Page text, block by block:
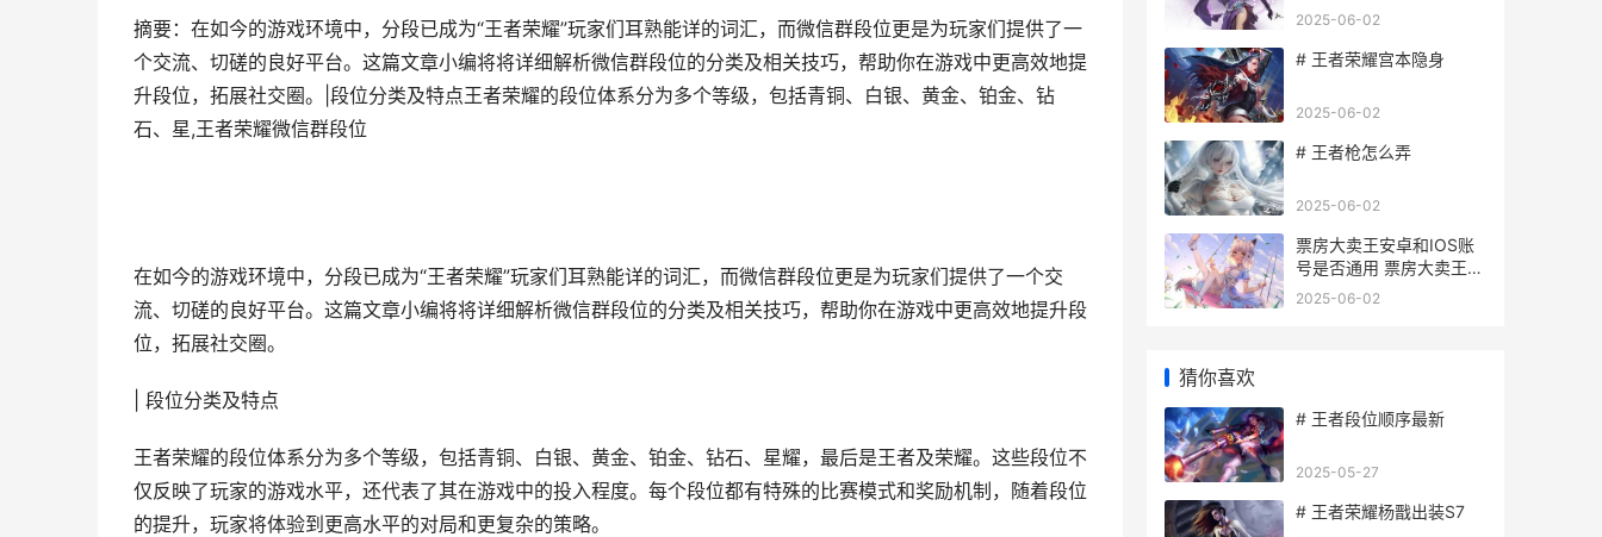
摘要：在如今的游戏环境中，分段已成为“王者荣耀”玩家们耳熟能详的词汇，而微信群段位更是为玩家们提供了一
个交流、切磋的良好平台。这篇文章小编将将详细解析微信群段位的分类及相关技巧，帮助你在游戏中更高效地提
升段位，拓展社交圈。|段位分类及特点王者荣耀的段位体系分为多个等级，包括青铜、白银、黄金、铂金、钻
石、星,王者荣耀微信群段位
在如今的游戏环境中，分段已成为“王者荣耀”玩家们耳熟能详的词汇，而微信群段位更是为玩家们提供了一个交
流、切磋的良好平台。这篇文章小编将将详细解析微信群段位的分类及相关技巧，帮助你在游戏中更高效地提升段
位，拓展社交圈。
| 段位分类及特点
王者荣耀的段位体系分为多个等级，包括青铜、白银、黄金、铂金、钻石、星耀，最后是王者及荣耀。这些段位不
仅反映了玩家的游戏水平，还代表了其在游戏中的投入程度。每个段位都有特殊的比赛模式和奖励机制，随着段位
的提升，玩家将体验到更高水平的对局和更复杂的策略。
2025-06-02
# 王者荣耀宫本隐身
2025-06-02
# 王者枪怎么弄
2025-06-02
票房大卖王安卓和IOS账
号是否通用 票房大卖王官
方下载
2025-06-02
猜你喜欢
# 王者段位顺序最新
2025-05-27
# 王者荣耀杨戬出装S7